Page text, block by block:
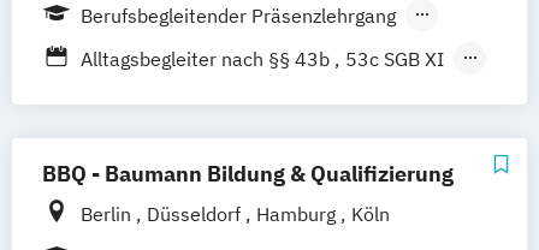
Fachkraft in der häuslichen Pflege
Fachwirt im Gesundheits- und Sozialwesen
Fulda
Gießen Hamburg
Hannover
Münster Siegen Trier
Berufsbegleitender Präsenzlehrgang
Fernlehrgang
Vollzeit
Alltagsbegleiter nach §§ 43b
53c SGB XI
Fachkraft für Dokumentation und
Pflegeeinstufung
BBQ - Baumann Bildung & Qualifizierung
Berlin Düsseldorf Hamburg
Köln